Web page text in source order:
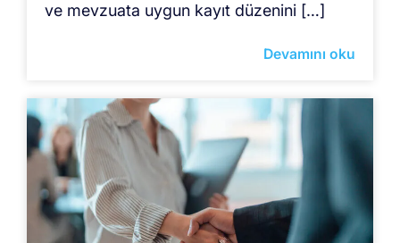
ve mevzuata uygun kayıt düzenini […]
Devamını oku